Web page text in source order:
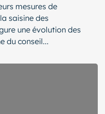
mesures de
saisine des
une évolution des
du conseil...